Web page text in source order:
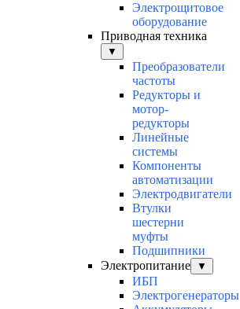
Электрощитовое
оборудование
Приводная техника
▼
Преобразователи
частоты
Редукторы и
мотор-
редукторы
Линейные
системы
Компоненты
автоматизации
Электродвигатели
Втулки
шестерни
муфты
Подшипники
Электропитание
▼
ИБП
Электрогенераторы